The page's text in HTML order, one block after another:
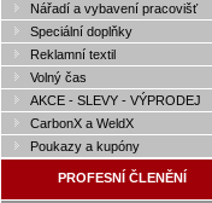
Nářadí a vybavení pracovišť
Speciální doplňky
Reklamní textil
Volný čas
AKCE - SLEVY - VÝPRODEJ
CarbonX a WeldX
Poukazy a kupóny
PROFESNÍ ČLENĚNÍ